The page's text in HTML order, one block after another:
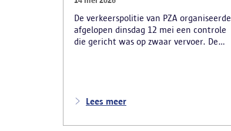
De verkeerspolitie van PZA organiseerde
afgelopen dinsdag 12 mei een controle
die gericht was op zwaar vervoer. De
daarbij aan VLABEL, de FOD Mobiliteit,
Lees meer